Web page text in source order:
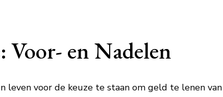
Voor- en Nadelen
leven voor de keuze te staan om geld te lenen van